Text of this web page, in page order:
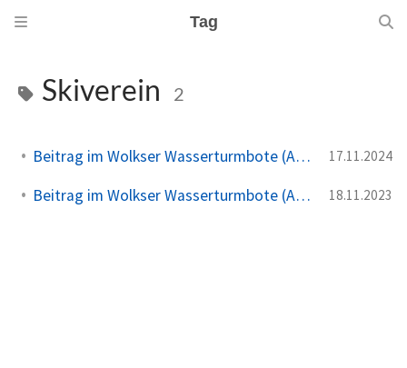
Tag
Skiverein 2
Beitrag im Wolkser Wasserturmbote (Ausgabe 2024/12) 17.11.2024
Beitrag im Wolkser Wasserturmbote (Ausgabe 2023/12) 18.11.2023